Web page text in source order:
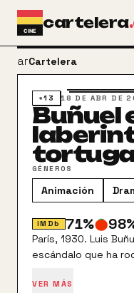
Ir al contenido principal
cartelera
arrow_back
Cartelera
+13 18 DE ABR DE
Buñuel
GÉNEROS
Animación
IMDb 71% 98
París, 1930. Luis
escándalo que ha
compra un billete de
VER MÁS